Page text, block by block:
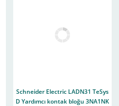
Schneider Electric LADN31 TeSys
D Yardımcı kontak bloğu 3NA1NK